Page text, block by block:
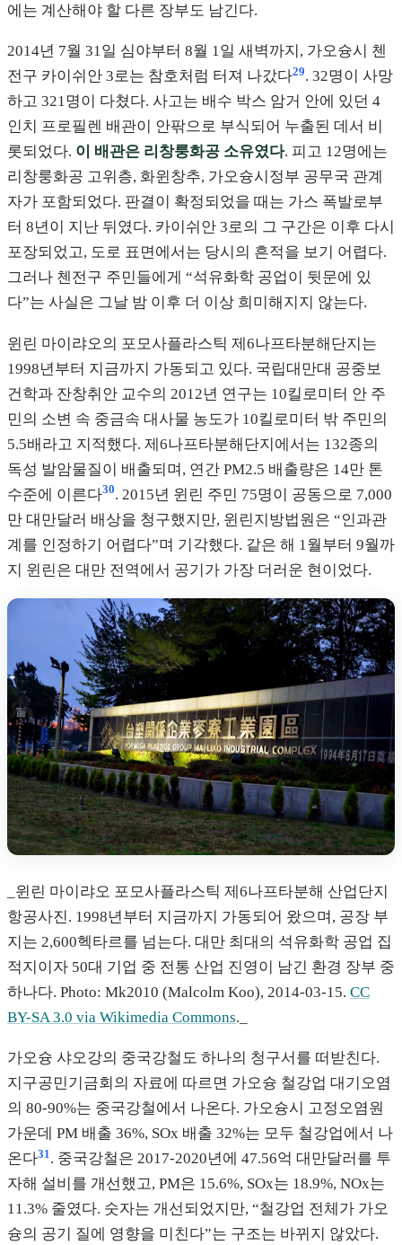
에는 계산해야 할 다른 장부도 남긴다.
2014년 7월 31일 심야부터 8월 1일 새벽까지, 가오슝시 첸
전구 카이쉬안 3로는 참호처럼 터져 나갔다29. 32명이 사망
하고 321명이 다쳤다. 사고는 배수 박스 암거 안에 있던 4
인치 프로필렌 배관이 안팎으로 부식되어 누출된 데서 비
롯되었다. 이 배관은 리창룽화공 소유였다. 피고 12명에는
리창룽화공 고위층, 화윈창추, 가오슝시정부 공무국 관계
자가 포함되었다. 판결이 확정되었을 때는 가스 폭발로부
터 8년이 지난 뒤였다. 카이쉬안 3로의 그 구간은 이후 다시
포장되었고, 도로 표면에서는 당시의 흔적을 보기 어렵다.
그러나 첸전구 주민들에게 “석유화학 공업이 뒷문에 있
다”는 사실은 그날 밤 이후 더 이상 희미해지지 않는다.
윈린 마이랴오의 포모사플라스틱 제6나프타분해단지는
1998년부터 지금까지 가동되고 있다. 국립대만대 공중보
건학과 잔창취안 교수의 2012년 연구는 10킬로미터 안 주
민의 소변 속 중금속 대사물 농도가 10킬로미터 밖 주민의
5.5배라고 지적했다. 제6나프타분해단지에서는 132종의
독성 발암물질이 배출되며, 연간 PM2.5 배출량은 14만 톤
수준에 이른다30. 2015년 윈린 주민 75명이 공동으로 7,000
만 대만달러 배상을 청구했지만, 윈린지방법원은 “인과관
계를 인정하기 어렵다”며 기각했다. 같은 해 1월부터 9월까
지 윈린은 대만 전역에서 공기가 가장 더러운 현이었다.
_윈린 마이랴오 포모사플라스틱 제6나프타분해 산업단지
항공사진. 1998년부터 지금까지 가동되어 왔으며, 공장 부
지는 2,600헥타르를 넘는다. 대만 최대의 석유화학 공업 집
적지이자 50대 기업 중 전통 산업 진영이 남긴 환경 장부 중
하나다. Photo: Mk2010 (Malcolm Koo), 2014-03-15. CC
BY-SA 3.0 via Wikimedia Commons._
가오슝 샤오강의 중국강철도 하나의 청구서를 떠받친다.
지구공민기금회의 자료에 따르면 가오슝 철강업 대기오염
의 80-90%는 중국강철에서 나온다. 가오슝시 고정오염원
가운데 PM 배출 36%, SOx 배출 32%는 모두 철강업에서 나
온다31 . 중국강철은 2017-2020년에 47.56억 대만달러를 투
자해 설비를 개선했고, PM은 15.6%, SOx는 18.9%, NOx는
11.3% 줄였다. 숫자는 개선되었지만, “철강업 전체가 가오
슝의 공기 질에 영향을 미친다”는 구조는 바뀌지 않았다.